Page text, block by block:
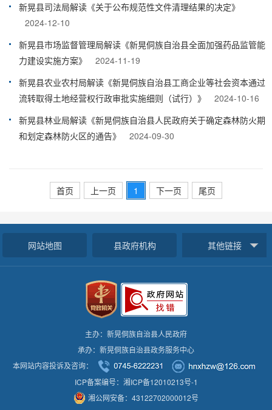
新晃县司法局解读《关于公布规范性文件清理结果的决定》
2024-12-10
新晃县市场监督管理局解读《新晃侗族自治县全面加强药品监管能
力建设实施方案》
2024-11-19
新晃县农业农村局解读《新晃侗族自治县工商企业等社会资本通过
流转取得土地经营权行政审批实施细则（试行）》
2024-10-16
新晃县林业局解读《新晃侗族自治县人民政府关于确定森林防火期
和划定森林防火区的通告》
2024-09-30
首页 上一页 1 下一页 尾页
网站地图 县政府机构 其他链接
主办：新晃侗族自治县人民政府
承办：新晃侗族自治县政务服务中心
本网站内容投诉及咨询：
ICP备案编号：湘ICP备12010213号-1
湘公网安备：43122702000012号